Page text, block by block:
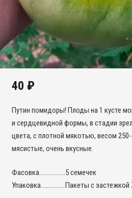
40 ₽
Путин помидоры! Плоды на 1 кусте
и сердцевидной формы, в стадии
цвета, с плотной мякотью, весом
мясистые, очень вкусные.
Фасовка……………..5 семечек
Упаковка…………….Пакеты с застежкой